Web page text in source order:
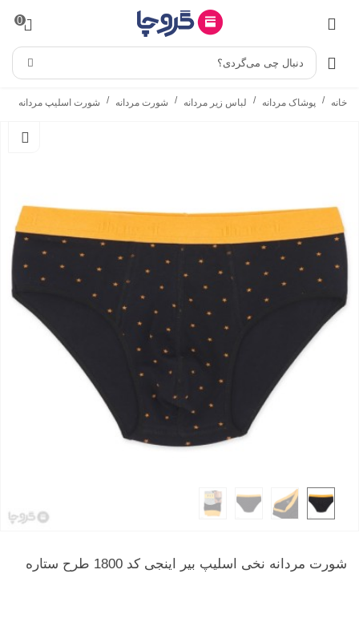
0
دنبال چی می‌گردی؟
خانه / پوشاک مردانه / لباس زیر مردانه / شورت مردانه / شورت اسلیپ مردانه
شورت مردانه نخی اسلیپ بیر اینجی کد 1800 طرح ستاره